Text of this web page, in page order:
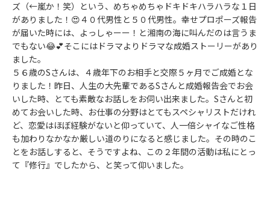
ズ（←嵐か！笑）という、めちゃめちゃドキドキハラハラな１日
がありました！😍４０代男性と５０代男性。幸せプロポーズ報告
が届いた時には、よっしゃーー！と湘南の海に叫んだのは言うま
でもない😂💕そこにはドラマよりドラマな成婚ストーリーがあり
ました。
５６歳のSさんは、４歳年下のお相手と交際５ヶ月でご成婚とな
りました！昨日、人生の大先輩であるSさんと成婚報告会でお会
いした時、とても素敵なお話しをお伺い出来ました。Sさんと初
めてお会いした時、お仕事の分野はとてもスペシャリストだけれ
ど、恋愛はほぼ経験がないと仰っていて、人一倍シャイなご性格
も加わりなかなか厳しい道のりになると感じました。その時のこ
とをお話しすると、そうですよね、この２年間の活動は私にとっ
て『修行』でしたから、と笑って仰いました。